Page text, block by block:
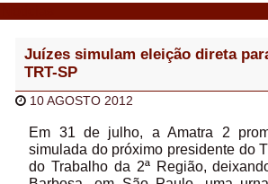
Juízes simulam eleição direta
TRT-SP
10 AGOSTO 2012
Em 31 de julho, a Amatra 2
simulada do próximo presidente do
do Trabalho da 2ª Região,